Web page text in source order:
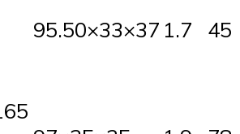
95.50×33×37 1.7 45